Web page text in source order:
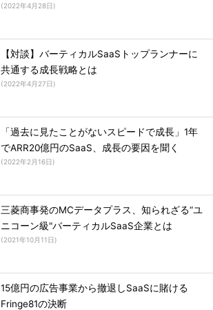
(2022年4月28日)
【対談】バーティカルSaaSトップランナーに
共通する成長戦略とは
(2022年4月27日)
「過去に見たことがないスピードで成長」1年
でARR20億円のSaaS、成長の要因を聞く
(2022年2月16日)
三菱商事発のMCデータプラス、知られざる“ユ
ニコーン級"バーティカルSaaS企業とは
(2021年10月11日)
15億円の広告事業から撤退しSaaSに賭ける
Fringe81の決断